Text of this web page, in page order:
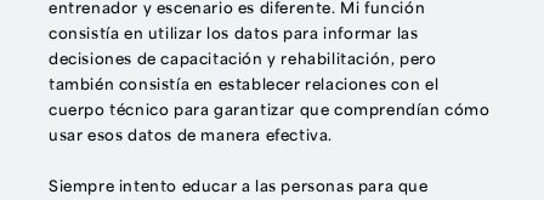
entrenador y escenario es diferente. Mi función
consistía en utilizar los datos para informar las
decisiones de capacitación y rehabilitación, pero
también consistía en establecer relaciones con el
cuerpo técnico para garantizar que comprendían cómo
usar esos datos de manera efectiva.
Siempre intento educar a las personas para que